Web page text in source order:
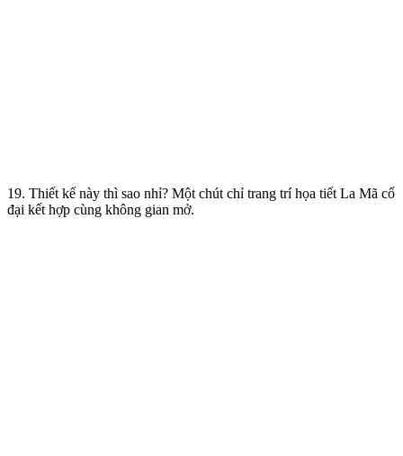
19. Thiết kế này thì sao nhỉ? Một chút chỉ trang trí họa tiết La Mã cổ
đại kết hợp cùng không gian mở.